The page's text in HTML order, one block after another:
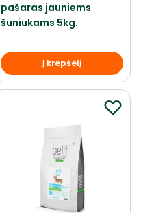
pašaras jauniems
šuniukams 5kg.
Į krepšelį